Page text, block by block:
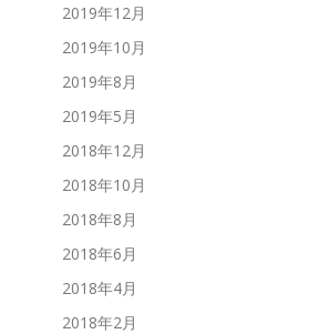
2019年12月
2019年10月
2019年8月
2019年5月
2018年12月
2018年10月
2018年8月
2018年6月
2018年4月
2018年2月